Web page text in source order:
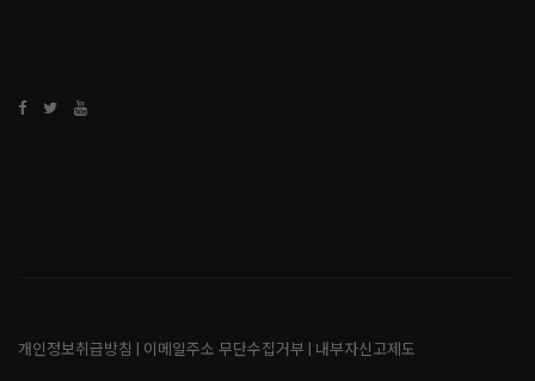
개인정보취급방침 | 이메일주소 무단수집거부 | 내부자신고제도